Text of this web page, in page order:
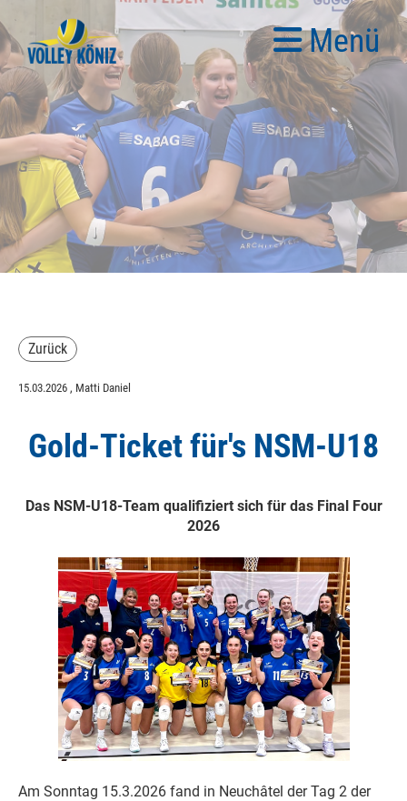
Menü
Zurück
15.03.2026 , Matti Daniel
Gold-Ticket für's NSM-U18
Das NSM-U18-Team qualifiziert sich für das Final Four
2026
Am Sonntag 15.3.2026 fand in Neuchâtel der Tag 2 der